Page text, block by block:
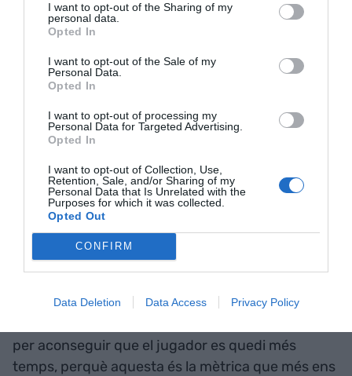
I want to opt-out of the Sharing of my
personal data.
Opted In
I want to opt-out of the Sale of my
Personal Data.
Opted In
I want to opt-out of processing my
Personal Data for Targeted Advertising.
Opted In
I want to opt-out of Collection, Use,
Retention, Sale, and/or Sharing of my
Personal Data that Is Unrelated with the
Purposes for which it was collected.
Opted Out
CONFIRM
Data Deletion Data Access Privacy Policy
monetització per evitar aquesta acusació?
Nosaltres no desenvolupem els jocs perquè algú
experimenti la necessitat de pagar.
Desenvolupem els jocs per aconseguir merèixer
l’atenció de l’usuari, i veiem la despesa en el joc
valoren, de la mateixa manera que algú pot
valorar una inversió en roba, cromos o un cotxe.
L’únic és que ho fem amb uns pagaments més
petits i d’una forma més orientada al llarg termini.
L’atenció de l’usuari és l’actiu més valuós que
l’entreteniment, i no el sacrificaríem mai per res. Si
per aconseguir que el jugador es quedi més
temps, perquè aquesta és la mètrica que més ens